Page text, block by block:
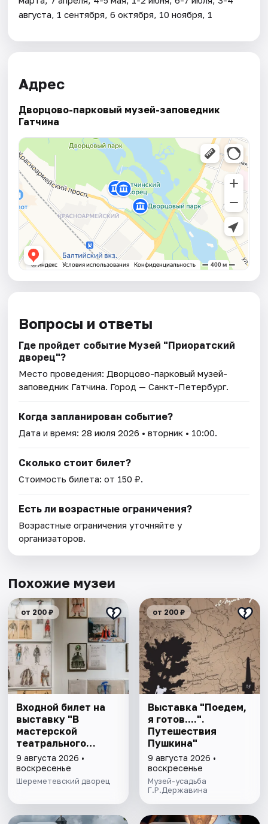
августа, 1 сентября, 6 октября, 10 ноября, 1
Адрес
Дворцово-парковый музей-заповедник
Гатчина
Вопросы и ответы
Где пройдет событие Музей "Приоратский
дворец"?
Место проведения: Дворцово-парковый музей-
заповедник Гатчина. Город — Санкт-Петербург.
Когда запланирован событие?
Дата и время:28 июля 2026 • вторник • 10:00.
Сколько стоит билет?
Стоимость билета: от 150 ₽.
Есть ли возрастные ограничения?
Возрастные ограничения уточняйте у
организаторов.
Похожие музеи
от 200 ₽
Входной билет на
выставку "В
мастерской
театрального
художника"
9 августа 2026 •
воскресенье
Шереметевский дворец
от 200 ₽
Выставка "Поедем,
я готов....".
Путешествия
Пушкина"
9 августа 2026 •
воскресенье
Музей-усадьба
Г.Р.Державина